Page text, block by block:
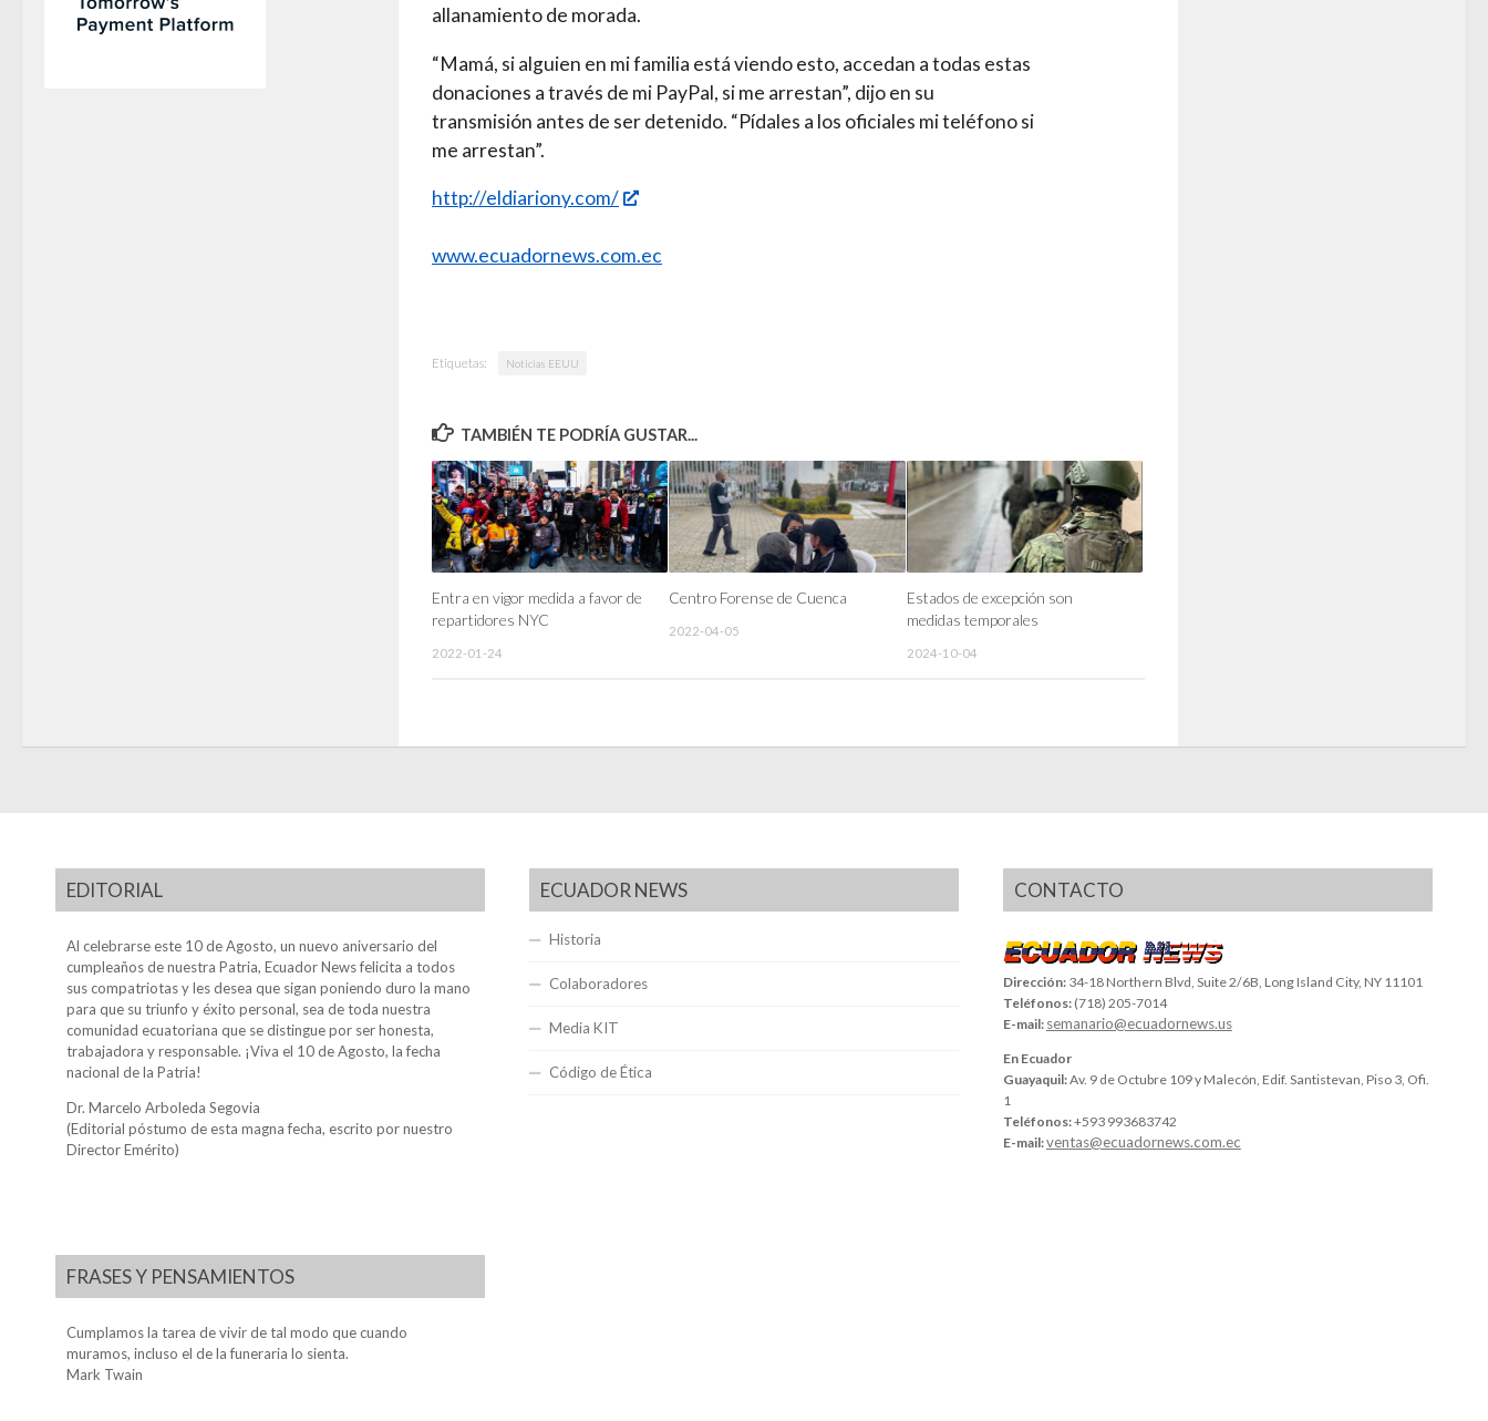
allanamiento de morada.
“Mamá, si alguien en mi familia está viendo esto, accedan a todas estas
donaciones a través de mi PayPal, si me arrestan”, dijo en su
transmisión antes de ser detenido. “Pídales a los oficiales mi teléfono si
me arrestan”.
http://eldiariony.com/
www.ecuadornews.com.ec
Etiquetas: Noticias EEUU
TAMBIÉN TE PODRÍA GUSTAR...
Entra en vigor medida a favor de
repartidores NYC
2022-01-24
Centro Forense de Cuenca
2022-04-05
Estados de excepción son
medidas temporales
2024-10-04
EDITORIAL
Al celebrarse este 10 de Agosto, un nuevo aniversario del
cumpleaños de nuestra Patria, Ecuador News felicita a todos
sus compatriotas y les desea que sigan poniendo duro la mano
para que su triunfo y éxito personal, sea de toda nuestra
comunidad ecuatoriana que se distingue por ser honesta,
trabajadora y responsable. ¡Viva el 10 de Agosto, la fecha
nacional de la Patria!
Dr. Marcelo Arboleda Segovia
(Editorial póstumo de esta magna fecha, escrito por nuestro
Director Emérito)
FRASES Y PENSAMIENTOS
Cumplamos la tarea de vivir de tal modo que cuando
muramos, incluso el de la funeraria lo sienta.
Mark Twain
ECUADOR NEWS
Historia
Colaboradores
Media KIT
Código de Ética
CONTACTO
Dirección: 34-18 Northern Blvd, Suite 2/6B, Long Island City, NY 11101
Teléfonos: (718) 205-7014
E-mail: semanario@ecuadornews.us
En Ecuador
Guayaquil:Av. 9 de Octubre 109 y Malecón, Edif. Santistevan, Piso 3, Ofi.
1
Teléfonos:+593 993683742
E-mail:ventas@ecuadornews.com.ec